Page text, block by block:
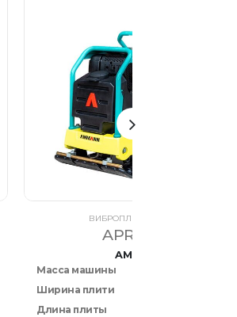
ВИБРОПЛИТЫ AMMANN
APR 25/50
AMMANN
Масса машины
Ширина плити
Длина плиты